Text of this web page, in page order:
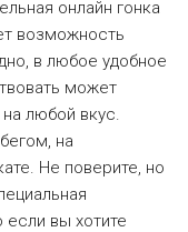
онлайн гонка
возможность
в любое удобное
может
любой вкус.
на
Не поверите, но
если вы хотите